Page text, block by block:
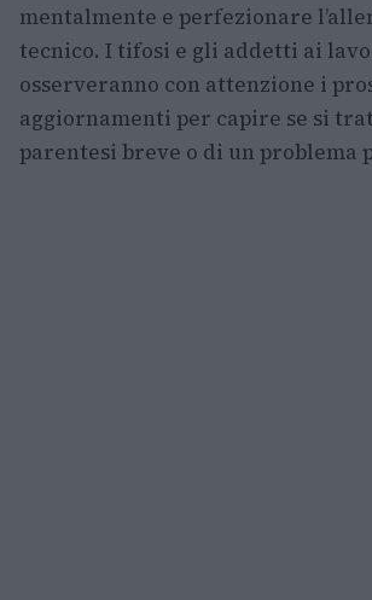
mentalmente e perfezionare
tecnico. I tifosi e gli addetti ai
osserveranno con attenzione i
aggiornamenti per capire se si
parentesi breve o di un problema